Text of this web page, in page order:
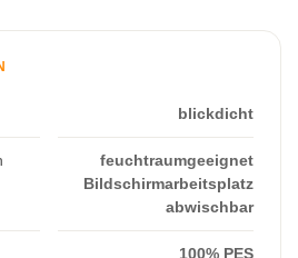
blickdicht
feuchtraumgeeignet
Bildschirmarbeitsplatz
abwischbar
100% PES